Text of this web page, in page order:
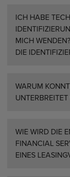
ICH HABE
MICH
DIE
WARUM
WIE WIRD DIE
FINANCIAL
EINES